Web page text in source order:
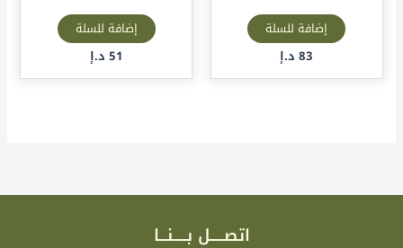
إضافة للسلة
83 د.إ
إضافة للسلة
51 د.إ
اتصـــــل بـــــنـــا